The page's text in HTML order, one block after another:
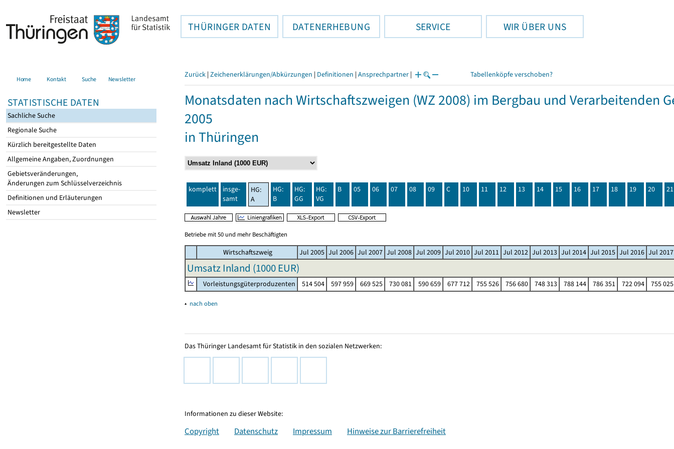
THÜRINGER DATEN DATENERHEBUNG SERVICE WIR ÜBER UNS
Home Kontakt Suche Newsletter
STATISTISCHE DATEN
Sachliche Suche
Regionale Suche
Kürzlich bereitgestellte Daten
Allgemeine Angaben, Zuordnungen
Gebietsveränderungen,
Änderungen zum Schlüsselverzeichnis
Definitionen und Erläuterungen
Newsletter
Zurück | Zeichenerklärungen/Abkürzungen | Definitionen | Ansprechpartner | Tabellenköpfe verschoben?
Monatsdaten nach Wirtschaftszweigen (WZ 2008) im Bergbau und Verarbeitenden
2005
in Thüringen
komplett
insge-
samt
HG:
A
HG:
B
HG:
GG
HG:
VG
B 05 06 07 08 09 C 10 11 12 13 14 15 16 17 18 19 20 21
Betriebe mit 50 und mehr Beschäftigten
Wirtschaftszweig Jul 2005 Jul 2006 Jul 2007 Jul 2008 Jul 2009 Jul 2010 Jul 2011 Jul 2012 Jul 2013 Jul 2014 Jul 2015 Jul 2016 Jul 2017
Umsatz Inland (1000 EUR)
Vorleistungsgüterproduzenten 514 504 597 959 669 525 730 081 590 659 677 712 755 526 756 680 748 313 788 144 786 351 722 094 755 025
▴ nach oben
Das Thüringer Landesamt für Statistik in den sozialen Netzwerken:
Informationen zu dieser Website:
Copyright Datenschutz Impressum Hinweise zur Barrierefreiheit